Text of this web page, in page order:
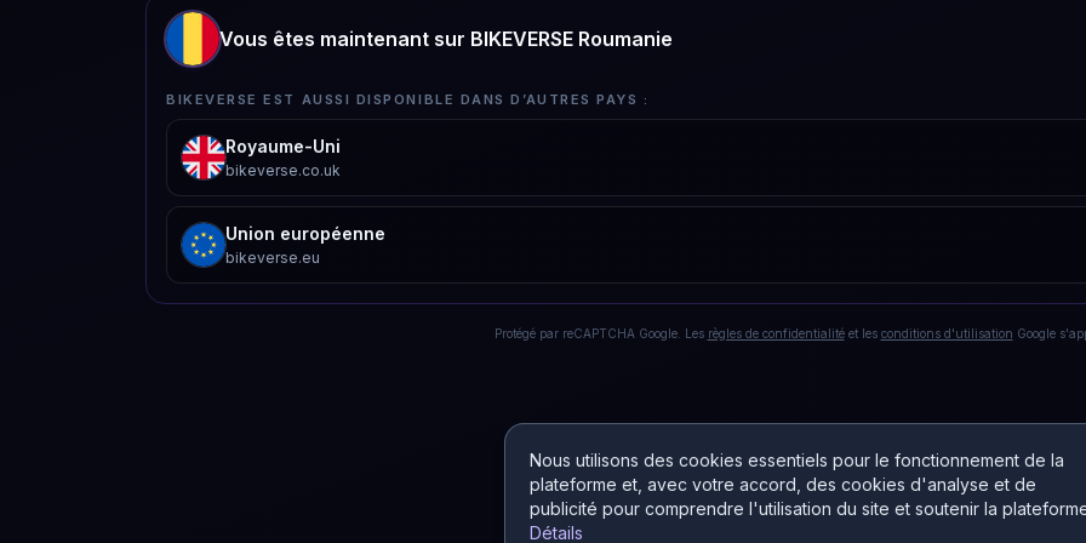
Nous utilisons des cookies essentiels pour le fonctionnement de la
plateforme et, avec votre accord, des cookies d'analyse et de
publicité pour comprendre l'utilisation du site et soutenir la
Détails
Vous êtes maintenant sur BIKEVERSE Roumanie
BIKEVERSE EST AUSSI DISPONIBLE DANS D’AUTRES PAYS :
Royaume-Uni
bikeverse.co.uk
Union européenne
bikeverse.eu
Protégé par reCAPTCHA Google. Les règles de confidentialitéet les conditions d'utilisation Google